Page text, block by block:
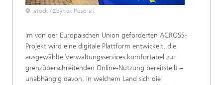
© istock / Zbynek Pospisil
Im von der Europäischen Union geförderten ACROSS-
Projekt wird eine digitale Plattform entwickelt, die
ausgewählte Verwaltungsservices komfortabel zur
grenzüberschreitenden Online-Nutzung bereitstellt –
unabhängig davon, in welchem Land sich die